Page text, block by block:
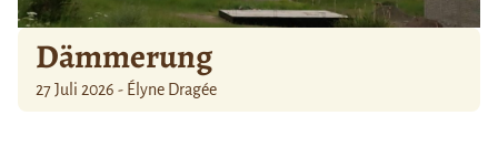
Dämmerung
27 Juli 2026 - Élyne Dragée